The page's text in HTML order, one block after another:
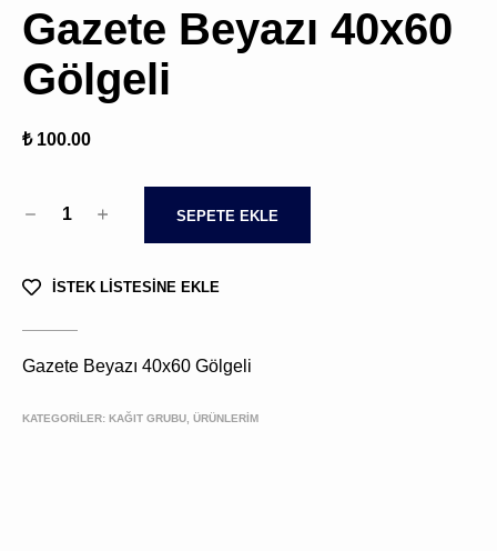
Gazete Beyazı 40x60
Gölgeli
₺ 100.00
1 SEPETE EKLE
İSTEK LİSTESİNE EKLE
Gazete Beyazı 40x60 Gölgeli
KATEGORİLER: KAĞIT GRUBU, ÜRÜNLERIM